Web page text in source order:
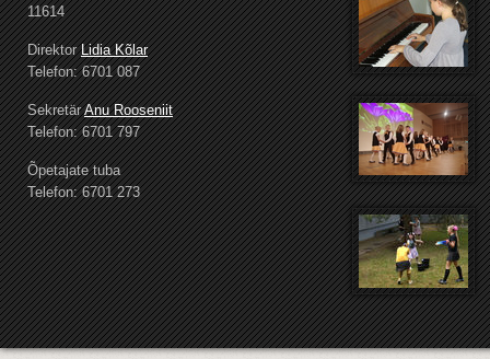
11614
DirektorLidia Kõlar
Telefon: 6701 087
SekretärAnu Rooseniit
Telefon: 6701 797
Õpetajate tuba
Telefon: 6701 273